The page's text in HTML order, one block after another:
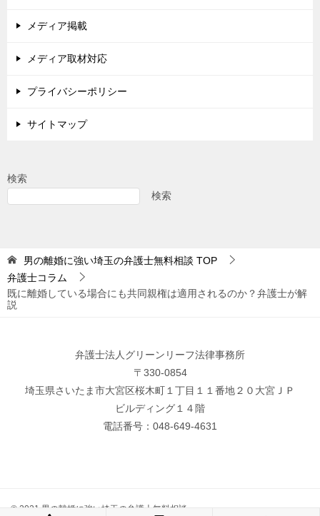
メディア掲載
メディア取材対応
プライバシーポリシー
サイトマップ
検索
検索
男の離婚に強い埼玉の弁護士無料相談 TOP
弁護士コラム
既に離婚している場合にも共同親権は適用されるのか？弁護士が解
説
弁護士法人グリーンリーフ法律事務所
〒330-0854
埼玉県さいたま市大宮区桜木町１丁目１１番地２０大宮ＪＰ
ビルディング１４階
電話番号：048-649-4631
© 2021 男の離婚に強い埼玉の弁護士無料相談